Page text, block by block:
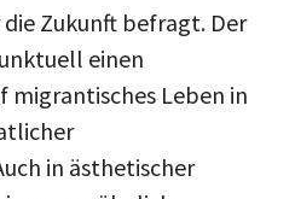
Zukunft befragt. Der
einen
migrantisches Leben in
in ästhetischer